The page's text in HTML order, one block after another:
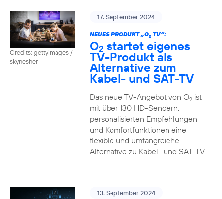
Credits: gettyimages /
skynesher
17. September 2024
NEUES PRODUKT „O2TV“:
O2 startet eigenes
TV-Produkt als
Alternative zum
Kabel- und SAT-TV
Das neue TV-Angebot von O2ist
mit über 130 HD-Sendern,
personalisierten Empfehlungen
und Komfortfunktionen eine
flexible und umfangreiche
Alternative zu Kabel- und SAT-TV.
13. September 2024